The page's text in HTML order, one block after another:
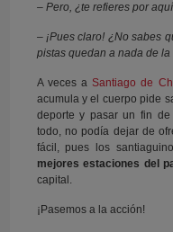
– Pero, ¿te refieres por
– ¡Pues claro! ¿No sabes
pistas quedan a nada de la
A veces a Santiago de
acumula y el cuerpo pide
deporte y pasar un fin
todo, no podía dejar de
fácil, pues los
mejores estaciones del
capital.
¡Pasemos a la acción!